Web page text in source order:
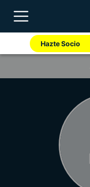
Hazte Socio